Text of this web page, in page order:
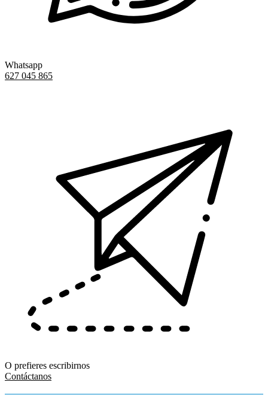
Whatsapp
627 045 865
O prefieres escribirnos
Contáctanos